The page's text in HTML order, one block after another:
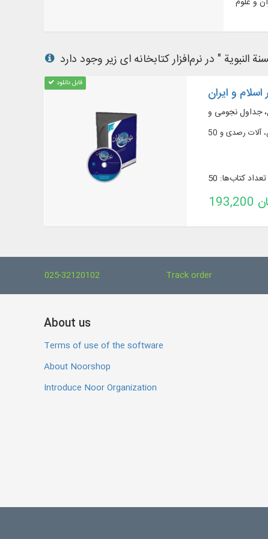
قابل دانلود
و ایران
تعداد کتاب‌ها: 50
025-32120102 Track order
About us
Terms of use of the software
About Noorshop
Introduce Noor Organization